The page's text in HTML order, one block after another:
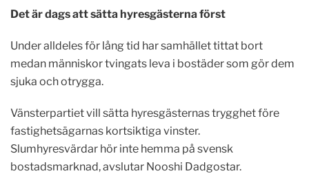
Det är dags att sätta hyresgästerna först
Under alldeles för lång tid har samhället tittat bort
medan människor tvingats leva i bostäder som gör dem
sjuka och otrygga.
Vänsterpartiet vill sätta hyresgästernas trygghet före
fastighetsägarnas kortsiktiga vinster.
Slumhyresvärdar hör inte hemma på svensk
bostadsmarknad, avslutar Nooshi Dadgostar.